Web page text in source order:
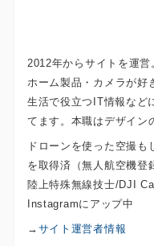
2012年からサイトを運
ホーム製品・カメラが好
生活で役立つIT情報など
てます。本職はデザイン
ドローンを使った空撮
を取得済（無人航空機登
陸上特殊無線技士/DJI
Instagramにアップ中
→ サイト運営者情報